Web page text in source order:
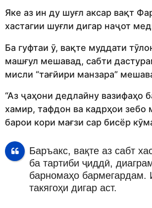
Яке аз ин ду шуғл аксар вақт
хастагии шуғли дигар наҷот
Ба гуфтаи ӯ, вақте муддати
машғул мешавад, сабти
мисли “тағйири манзара”
“Аз ҷаҳони дедлайну вазифаҳо
хамир, тафдон ва кадрҳои зебо
барои кори мағзи сар бисёр
Баръакс, вақте аз сабт
ба тартиби ҷиддӣ,
барномаҳо бармегардам.
такягоҳи дигар аст.